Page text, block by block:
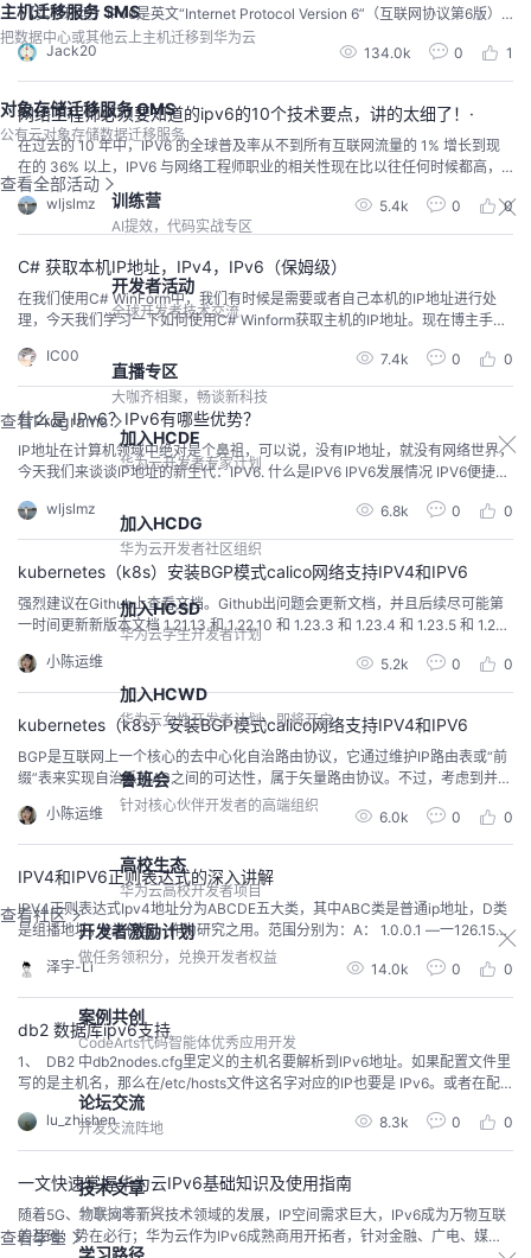
主机迁移服务 SMS
把数据中心或其他云上主机迁移到华为云
对象存储迁移服务 OMS
公有云对象存储数据迁移服务
查看全部活动
训练营
AI提效，代码实战专区
开发者活动
全球开发者技术交流
直播专区
大咖齐相聚，畅谈新科技
查看Programs
加入HCDE
华为云开发者专家计划
加入HCDG
华为云开发者社区组织
加入HCSD
华为云学生开发者计划
加入HCWD
华为云女性开发者计划，即将开启
鲁班会
针对核心伙伴开发者的高端组织
高校生态
华为云高校开发者项目
查看社区
开发者激励计划
做任务领积分，兑换开发者权益
案例共创
CodeArts代码智能体优秀应用开发
论坛交流
开发交流阵地
技术文章
分享技术干货
查看学堂
学习路径
【实验环境】IPv6是英文“Internet Protocol Version 6”（互联网协议第6版）
的缩写，是互联网工程任务组（IETF）设计的用于替代IPv4的下一代IP协议，
其地址数量号称可以为全世界的每一粒沙子编上一个地址。由于IPv4最大的问
题在于网络地址资源有限，严重制约了互联网的应...
Jack20 134.0k 0 1
网络工程师必须要知道的ipv6的10个技术要点，讲的太细了！·
在过去的 10 年中，IPV6 的全球普及率从不到所有互联网流量的 1% 增长到现
在的 36% 以上，IPV6 与网络工程师职业的相关性现在比以往任何时候都高，
今天的文章希望每位网络工程师都看一下， 本文主要向大家介绍ipv6的10的技
术点。 1. IPV6 普及率超过 25%我们来看一下Google 制作的有关 IPV6 普及的
图：从图中我们很明显的看出ipv6的普及率上升的是如此之快，直...
wljslmz 5.4k 0 0
C# 获取本机IP地址，IPv4，IPv6（保姆级）
在我们使用C# WinForm中，我们有时候是需要或者自己本机的IP地址进行处
理，今天我们学习一下如何使用C# Winform获取主机的IP地址。现在博主手把
IC00
7.4k 0 0
什么是 IPv6？IPv6有哪些优势？
IP地址在计算机领域中绝对是个鼻祖，可以说，没有IP地址，就没有网络世界，
今天我们来谈谈IP地址的新生代：IPV6. 什么是IPV6 IPV6发展情况 IPV6便捷表
单播 组播 任播 IPV6特殊地址 IPV6优势 总结 什么是IPV6IPv6 是 IPv4 的升
级，是一种网络层协议，允许数据通信通过网络传递...
wljslmz 6.8k 0 0
kubernetes（k8s）安装BGP模式calico网络支持IPV4和IPV6
强烈建议在Github上查看文档。Github出问题会更新文档，并且后续尽可能第
一时间更新新版本文档 1.21.13 和 1.22.10 和 1.23.3 和 1.23.4 和 1.23.5 和 1.23.
6 和 1.23.7 和 1.24.0 和1.24.1 和1.24.2 文档以及安装包已生成。 https://githu
b.com/cby-chen/
小陈运维 5.2k 0 0
kubernetes（k8s）安装BGP模式calico网络支持IPV4和IPV6
BGP是互联网上一个核心的去中心化自治路由协议，它通过维护IP路由表或“前
缀”表来实现自治系统AS之间的可达性，属于矢量路由协议。不过，考虑到并非
所有的网络都能支持BGP，以及Calico控制平面的设计要求物理网络必须是二
层网络，以确保 vRouter间均直接可达，路由不能够将物理设备当作下一跳等
原因，为了支持三层网络，Calico还推出了IP-in-IP叠加的模型，它也使用Over
小陈运维 6.0k 0 0
IPV4和IPV6正则表达式的深入讲解
IPV4正则表达式Ipv4地址分为ABCDE五大类，其中ABC类是普通ip地址，D类
是组播地址，E类保留，作为研究之用。范围分别为：A： 1.0.0.1 ―一126.155.
255.255内网地址范围：10.0.0.0 一一10-255.255.255B： 127.0.0.1 —191.25
5.255.255内网地址范围：172.16.0.0——172.31.255.255C： 192.0....
泽宇-Li 14.0k 0 0
db2 数据库ipv6支持
1、 DB2 中db2nodes.cfg里定义的主机名要解析到IPv6地址。如果配置文件里
写的是主机名，那么在/etc/hosts文件这名字对应的IP也要是 IPv6。或者在配
置文件直接定义的就是主机的IPv6地址。如果没有db2nodes.cfg 文件，2、 停
掉DB2，然后用db2set 把参数DB2FCMCOMM设成TCPIP6。 即 DB2FCMCO
MM=TCPIP63、 重启...
lu_zhishen 8.3k 0 0
一文快速掌握华为云IPv6基础知识及使用指南
随着5G、物联网等新兴技术领域的发展，IP空间需求巨大，IPv6成为万物互联
的基础，势在必行；华为云作为IPv6成熟商用开拓者，针对金融、广电、媒资